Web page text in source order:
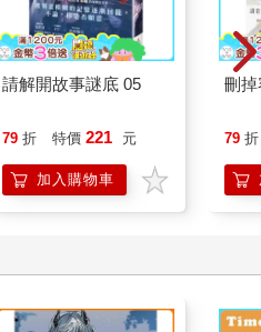
請解開故事謎底 05
79 折 特價 221 元
加入購物車
刪
79 折